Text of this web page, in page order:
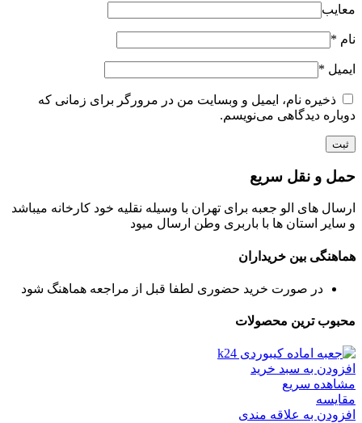
معایب
نام *
ایمیل *
ذخیره نام، ایمیل و وبسایت من در مرورگر برای زمانی که
دوباره دیدگاهی می‌نویسم.
حمل و نقل سریع
ارسال های الو جعبه برای تهران با وسیله نقلیه خود کارخانه میباشد
و سایر استان ها با باربری وطن ارسال میود
هماهنگی بین خریداران
در صورت خرید حضوری لطفا قبل از مراجعه هماهنگ شود
محبوب ترین محصولات
افزودن به سبد خرید
مشاهده سریع
مقایسه
افزودن به علاقه مندی